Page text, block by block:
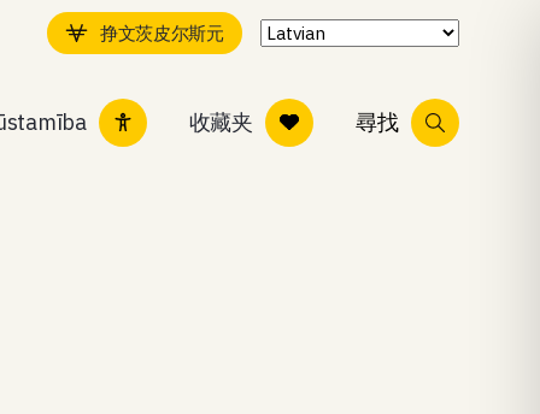
挣文茨皮尔斯元
收藏夹 尋找